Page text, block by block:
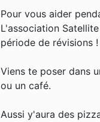
Pour vous aider
L'association
période de révisions !
Viens te poser dans
ou un café.
Aussi y'aura des